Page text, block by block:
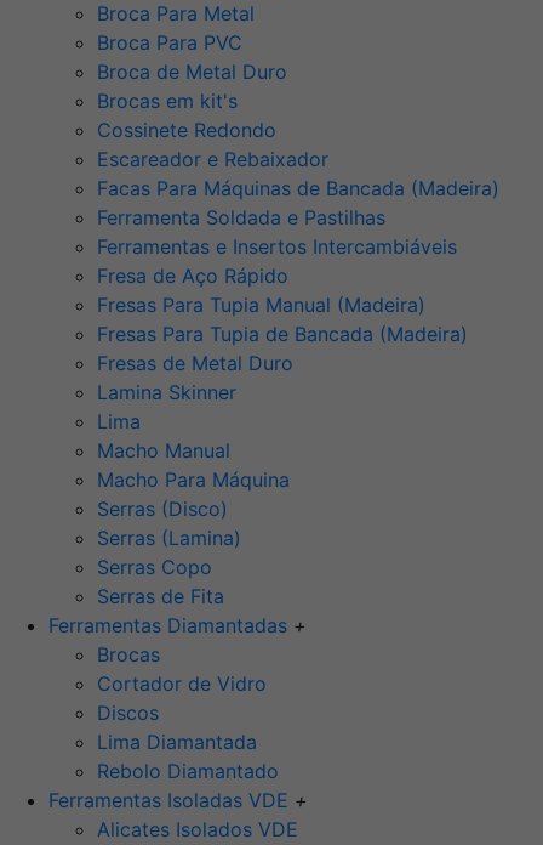
Broca Para Metal
Broca Para PVC
Broca de Metal Duro
Brocas em kit's
Cossinete Redondo
Escareador e Rebaixador
Facas Para Máquinas de Bancada (Madeira)
Ferramenta Soldada e Pastilhas
Ferramentas e Insertos Intercambiáveis
Fresa de Aço Rápido
Fresas Para Tupia Manual (Madeira)
Fresas Para Tupia de Bancada (Madeira)
Fresas de Metal Duro
Lamina Skinner
Lima
Macho Manual
Macho Para Máquina
Serras (Disco)
Serras (Lamina)
Serras Copo
Serras de Fita
Ferramentas Diamantadas +
Brocas
Cortador de Vidro
Discos
Lima Diamantada
Rebolo Diamantado
Ferramentas Isoladas VDE +
Alicates Isolados VDE